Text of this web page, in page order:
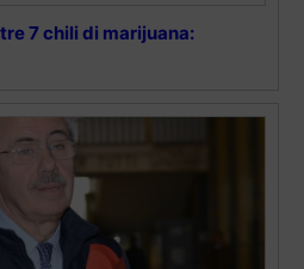
7 chili di marijuana: